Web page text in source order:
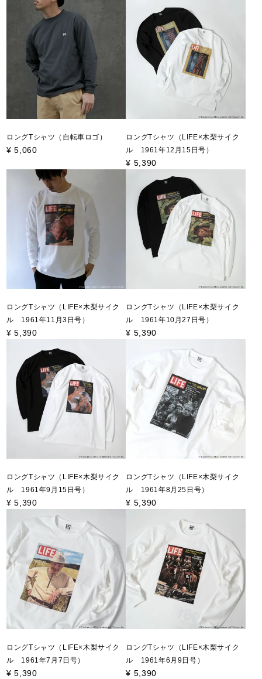
ロングTシャツ（自転車ロゴ）
¥ 5,060
ロングTシャツ（LIFE×木梨サイク
ル 1961年12月15日号）
¥ 5,390
ロングTシャツ（LIFE×木梨サイク
ル 1961年11月3日号）
¥ 5,390
ロングTシャツ（LIFE×木梨サイク
ル 1961年10月27日号）
¥ 5,390
ロングTシャツ（LIFE×木梨サイク
ル 1961年9月15日号）
¥ 5,390
ロングTシャツ（LIFE×木梨サイク
ル 1961年8月25日号）
¥ 5,390
ロングTシャツ（LIFE×木梨サイク
ル 1961年7月7日号）
¥ 5,390
ロングTシャツ（LIFE×木梨サイク
ル 1961年6月9日号）
¥ 5,390